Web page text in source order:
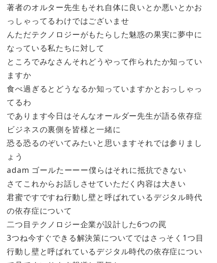
著者のオルター先生もそれ自体に良いとか悪いとかお
っしゃってるわけではございませ
んただテクノロジーがもたらした魅惑の果実に夢中に
なっている私たちに対して
ところでみなさんそれどうやって作られたか知ってい
ますか
食べ過ぎるとどうなるか知っていますかとおっしゃっ
てるわ
であります今日はそんなオールダー先生が語る依存症
ビジネスの裏側を皆様と一緒に
恐る恐るのぞいてみたいと思いますそれでは参りまし
ょう
adam ゴールたーーー僕らはそれに抵抗できない
さてこれからお話しさせていただく内容は大きい
君蜜ですですね行動し壁と呼ばれているデジタル時代
の依存症について
二つ目テクノロジー企業が設計した6つの罠
3つね今すぐできる解決策についてではさっそく1つ目
行動し壁と呼ばれているデジタル時代の依存症につい